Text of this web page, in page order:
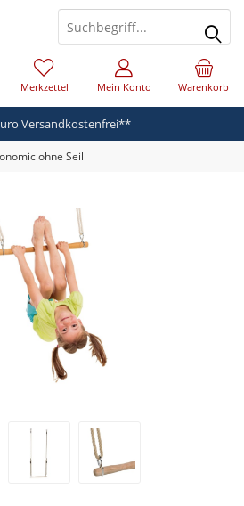
Versandkostenfrei**
Warenkorb
Merkzettel Mein Konto
ohne Seil